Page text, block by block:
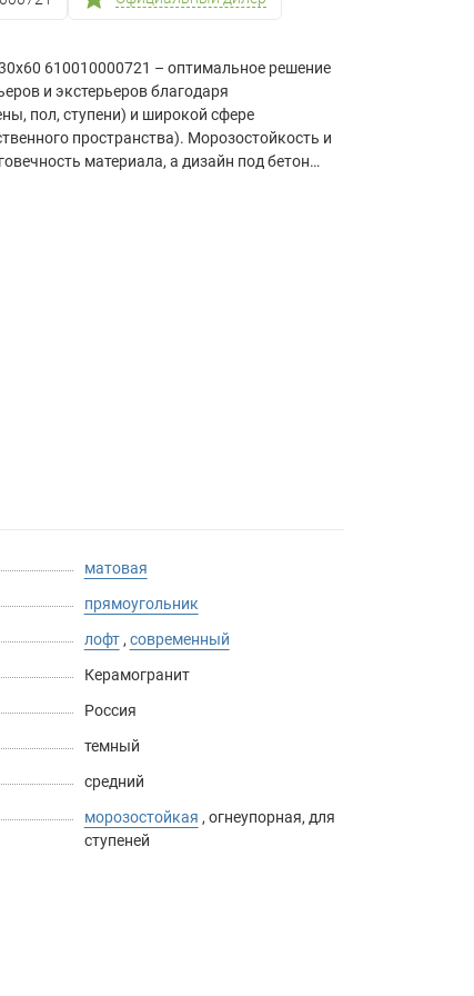
610010000721 – оптимальное решение
и экстерьеров благодаря
пол, ступени) и широкой сфере
пространства). Морозостойкость и
материала, а дизайн под бетон
(бань, бассейнов, хамамов).
матовая
прямоугольник
лофт , современный
Керамогранит
Россия
темный
средний
морозостойкая , огнеупорная, для
ступеней